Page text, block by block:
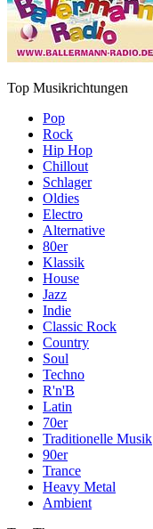
Top Musikrichtungen
Pop
Rock
Hip Hop
Chillout
Schlager
Oldies
Electro
Alternative
80er
Klassik
House
Jazz
Indie
Classic Rock
Country
Soul
Techno
R'n'B
Latin
70er
Traditionelle Musik
90er
Trance
Heavy Metal
Ambient